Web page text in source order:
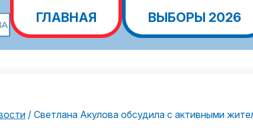
ГЛАВНАЯ ВЫБОРЫ 2026
/ Светлана Акулова обсудила с активными